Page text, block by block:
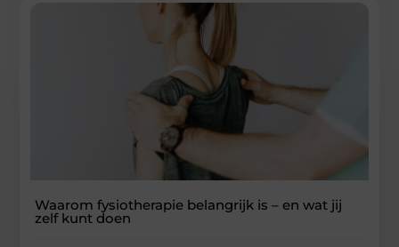
Waarom fysiotherapie belangrijk is – en wat jij
zelf kunt doen